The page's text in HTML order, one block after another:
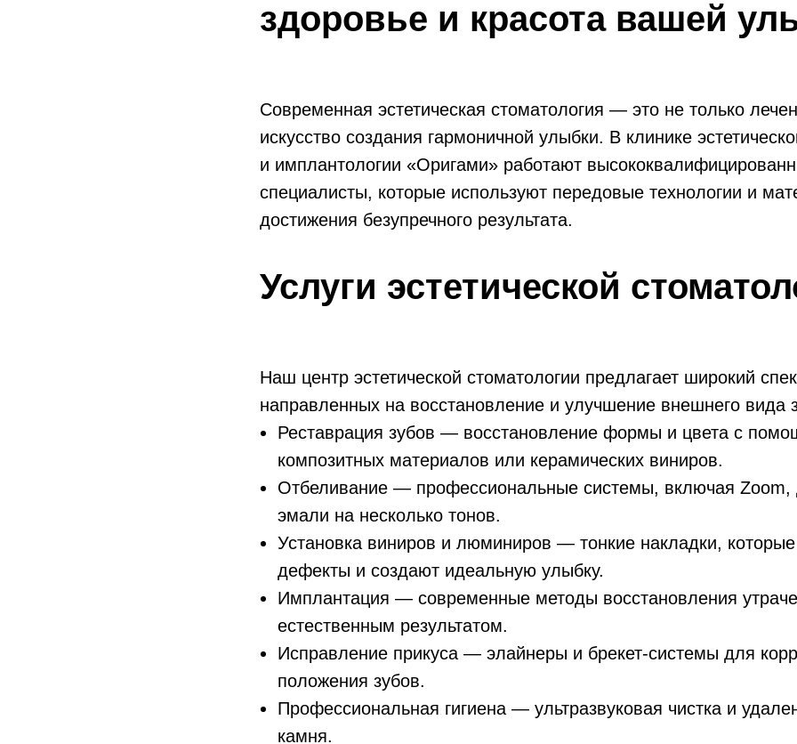
здоровье и красота вашей
Современная эстетическая стоматология — это не только
искусство создания гармоничной улыбки. В клинике
и имплантологии «Оригами» работают
специалисты, которые используют передовые технологии и
достижения безупречного результата.
Услуги эстетической
Наш центр эстетической стоматологии предлагает широкий
направленных на восстановление и улучшение внешнего вида
Реставрация зубов — восстановление формы и цвета с
композитных материалов или керамических виниров.
Отбеливание — профессиональные системы, включая Zoom,
эмали на несколько тонов.
Установка виниров и люминиров — тонкие накладки,
дефекты и создают идеальную улыбку.
Имплантация — современные методы восстановления
естественным результатом.
Исправление прикуса — элайнеры и брекет-системы для
положения зубов.
Профессиональная гигиена — ультразвуковая чистка и
камня.